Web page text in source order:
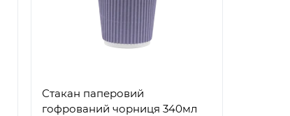
Стакан паперовий
гофрований чорниця 340мл